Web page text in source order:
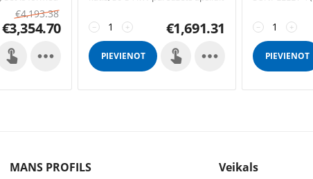
Pellet
€4,193.38
€3,354.70

+
− €1,691.31
PIEVIENOT 
for right
tank 195 lts
+
−
PIEVIENOT
MANS PROFILS Veikals